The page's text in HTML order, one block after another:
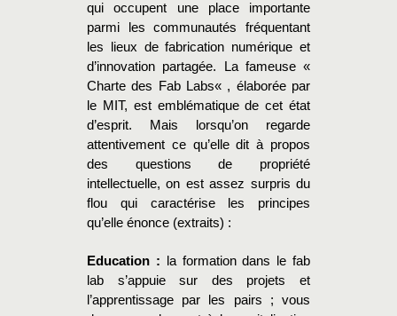
qui occupent une place importante
parmi les communautés fréquentant
les lieux de fabrication numérique et
d’innovation partagée. La fameuse «
Charte des Fab Labs« , élaborée par
le MIT, est emblématique de cet état
d’esprit. Mais lorsqu’on regarde
attentivement ce qu’elle dit à propos
des questions de propriété
intellectuelle, on est assez surpris du
flou qui caractérise les principes
qu’elle énonce (extraits) :
Education : la formation dans le fab
lab s’appuie sur des projets et
l’apprentissage par les pairs ; vous